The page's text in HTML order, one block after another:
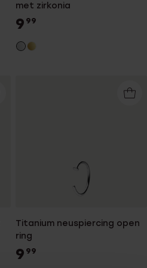
met zirkonia
9 99
Titanium neuspiercing open
ring
9 99